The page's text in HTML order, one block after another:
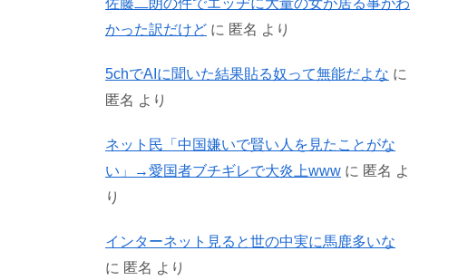
かった訳だけど に 匿名 より
5chでAIに聞いた結果貼る奴って無能だよな に
匿名 より
ネット民「中国嫌いで賢い人を見たことがな
い」→愛国者ブチギレで大炎上www に 匿名 よ
り
インターネット見ると世の中実に馬鹿多いな
に 匿名 より